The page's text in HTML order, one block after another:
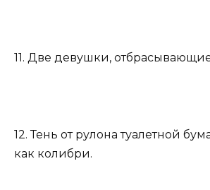
11. Две девушки,
12. Тень от рулона туалетной
как колибри.